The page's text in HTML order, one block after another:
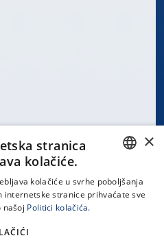
CROATIAN
×
stranica
kolačiće.
kolačiće u svrhe poboljšanja
internetske stranice prihvaćate sve
našoj Politici kolačića.